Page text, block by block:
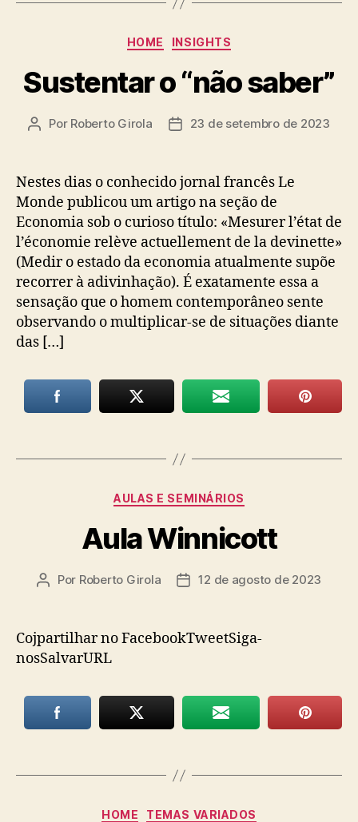
Categorias
HOME INSIGHTS
Sustentar o “não saber”
Autor
Por Roberto Girola
Data23 de setembro de 2023
Nestes dias o conhecido jornal francês Le
Monde publicou um artigo na seção de
Economia sob o curioso título: «Mesurer l’état de
l’économie relève actuellement de la devinette»
(Medir o estado da economia atualmente supõe
recorrer à adivinhação). É exatamente essa a
sensação que o homem contemporâneo sente
observando o multiplicar-se de situações diante
das […]
Categorias
AULAS E SEMINÁRIOS
Aula Winnicott
Autor
Por Roberto Girola
Data12 de agosto de 2023
Cojpartilhar no FacebookTweetSiga-
nosSalvarURL
Categorias
HOME TEMAS VARIADOS